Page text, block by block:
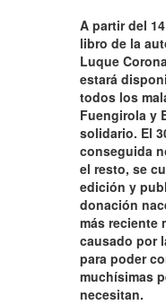
A partir del
libro de la
Luque
estará
todos los
Fuengirola y
solidario. El
conseguida
el resto, se
edición y
donación
más reciente
causado por
para poder
muchísimas
necesitan.